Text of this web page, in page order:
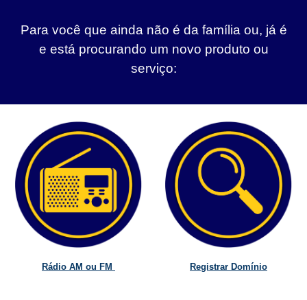
Para você que ainda não é da família ou, já é
e está procurando um novo produto ou
serviço:
Rádio AM ou FM Registrar Domínio